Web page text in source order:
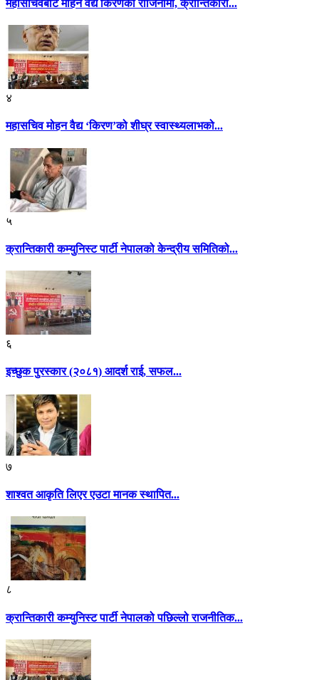
महासचिवबाट मोहन वैद्य किरणको राजिनामा, क्रान्तिकारी...
४
महासचिव मोहन वैद्य ‘किरण’को शीघ्र स्वास्थ्यलाभको...
५
क्रान्तिकारी कम्युनिस्ट पार्टी नेपालको केन्द्रीय समितिको...
६
इच्छुक पुरस्कार (२०८१) आदर्श राई, सफल...
७
शाश्वत आकृति लिएर एउटा मानक स्थापित...
८
क्रान्तिकारी कम्युनिस्ट पार्टी नेपालको पछिल्लो राजनीतिक...